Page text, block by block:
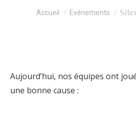
Vous êtes ici :
Accueil Evénements
Aujourd’hui, nos équipes ont
une bonne cause :